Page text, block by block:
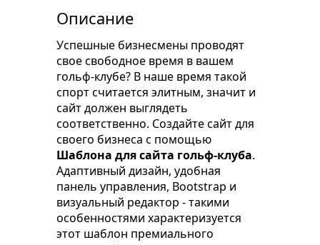
Описание
Успешные бизнесмены проводят
свое свободное время в вашем
гольф-клубе? В наше время такой
спорт считается элитным, значит и
сайт должен выглядеть
соответственно. Создайте сайт для
своего бизнеса с помощью
Шаблона для сайта гольф-клуба.
Адаптивный дизайн, удобная
панель управления, Bootstrap и
визуальный редактор - такими
особенностями характеризуется
этот шаблон премиального